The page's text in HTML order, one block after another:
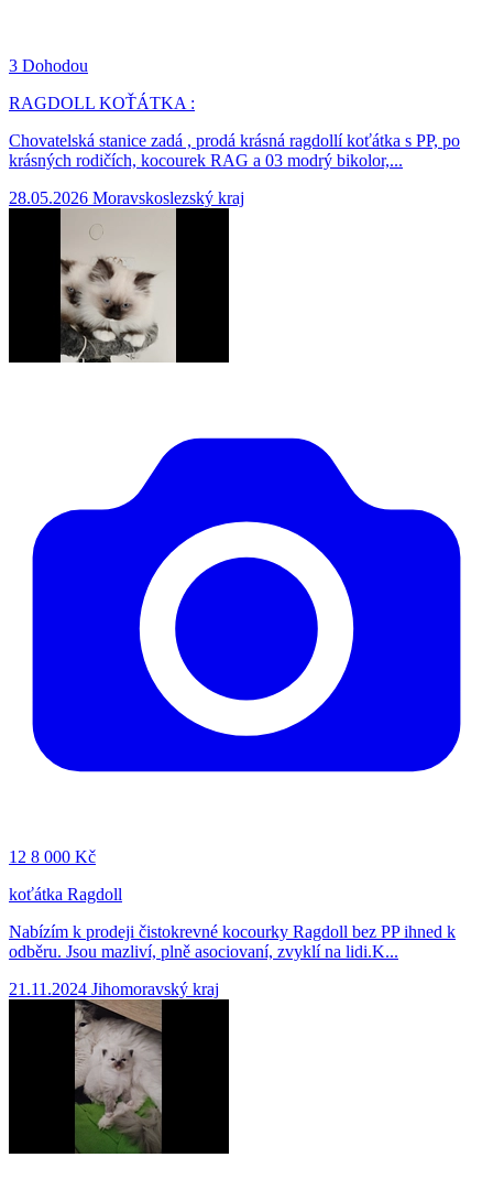
3 Dohodou
RAGDOLL KOŤÁTKA :
Chovatelská stanice zadá , prodá krásná ragdollí koťátka s PP, po
krásných rodičích, kocourek RAG a 03 modrý bikolor,...
28.05.2026 Moravskoslezský kraj
12 8 000 Kč
koťátka Ragdoll
Nabízím k prodeji čistokrevné kocourky Ragdoll bez PP ihned k
odběru. Jsou mazliví, plně asociovaní, zvyklí na lidi.K...
21.11.2024 Jihomoravský kraj